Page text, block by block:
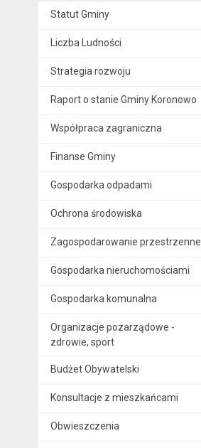
Statut Gminy
Liczba Ludności
Strategia rozwoju
Raport o stanie Gminy Koronowo
Współpraca zagraniczna
Finanse Gminy
Gospodarka odpadami
Ochrona środowiska
Zagospodarowanie przestrzenne
Gospodarka nieruchomościami
Gospodarka komunalna
Organizacje pozarządowe -
zdrowie, sport
Budżet Obywatelski
Konsultacje z mieszkańcami
Obwieszczenia